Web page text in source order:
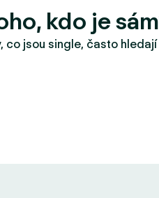
kdo je
co jsou single, často